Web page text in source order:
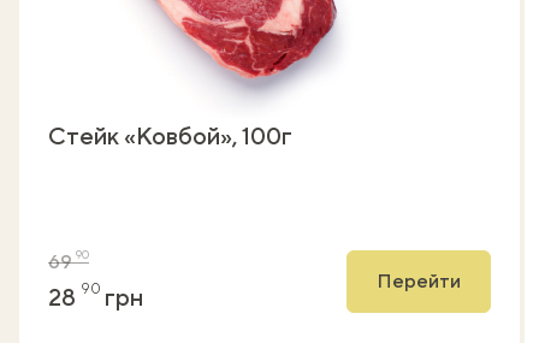
Стейк «Ковбой», 100г
6990
28 90 грн
Перейти